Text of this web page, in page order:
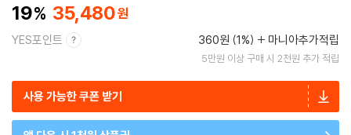
19 35,480
YES포인트 360원 (1%) 마니아추가적립
5만원 이상 구매 시 2천원 추가 적립
사용 가능한 쿠폰 받기